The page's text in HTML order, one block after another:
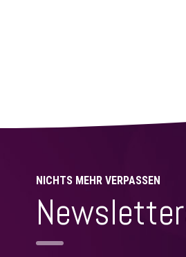
NICHTS MEHR VERPASSEN